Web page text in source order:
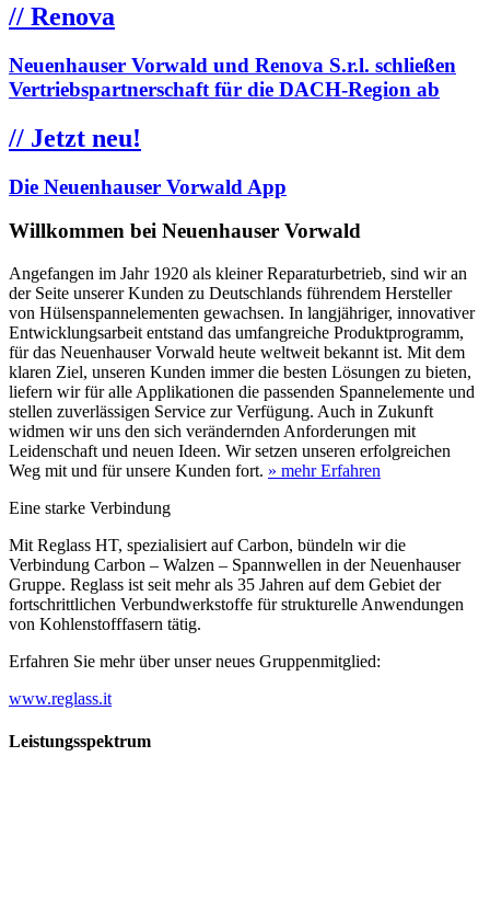
// Renova
Neuenhauser Vorwald und Renova S.r.l. schließen
Vertriebspartnerschaft für die DACH-Region ab
// Jetzt neu!
Die Neuenhauser Vorwald App
Willkommen bei Neuenhauser Vorwald
Angefangen im Jahr 1920 als kleiner Reparaturbetrieb, sind wir an
der Seite unserer Kunden zu Deutschlands führendem Hersteller
von Hülsenspannelementen gewachsen. In langjähriger, innovativer
Entwicklungsarbeit entstand das umfangreiche Produktprogramm,
für das Neuenhauser Vorwald heute weltweit bekannt ist. Mit dem
klaren Ziel, unseren Kunden immer die besten Lösungen zu bieten,
liefern wir für alle Applikationen die passenden Spannelemente und
stellen zuverlässigen Service zur Verfügung. Auch in Zukunft
widmen wir uns den sich verändernden Anforderungen mit
Leidenschaft und neuen Ideen. Wir setzen unseren erfolgreichen
Weg mit und für unsere Kunden fort. » mehr Erfahren
Eine starke Verbindung
Mit Reglass HT, spezialisiert auf Carbon, bündeln wir die
Verbindung Carbon – Walzen – Spannwellen in der Neuenhauser
Gruppe. Reglass ist seit mehr als 35 Jahren auf dem Gebiet der
fortschrittlichen Verbundwerkstoffe für strukturelle Anwendungen
von Kohlenstofffasern tätig.
Erfahren Sie mehr über unser neues Gruppenmitglied:
www.reglass.it
Leistungsspektrum